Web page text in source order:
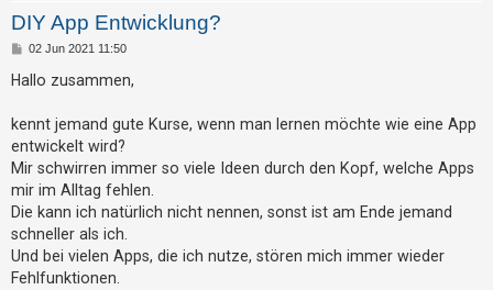
R
e
g
i
s
t
r
i
e
r
e
DIY App Entwicklung?
B
i
t
a
g
02 Jun 2021 11:50
Hallo zusammen,
kennt jemand gute Kurse, wenn man lernen möchte wie eine App
entwickelt wird?
Mir schwirren immer so viele Ideen durch den Kopf, welche Apps
mir im Alltag fehlen.
Die kann ich natürlich nicht nennen, sonst ist am Ende jemand
schneller als ich.
Und bei vielen Apps, die ich nutze, stören mich immer wieder
Fehlfunktionen.